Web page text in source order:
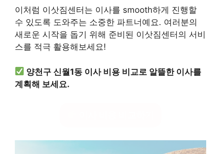
이처럼 이삿짐센터는 이사를 smooth하게 진행할
수 있도록 도와주는 소중한 파트너예요. 여러분의
새로운 시작을 돕기 위해 준비된 이삿짐센터의 서비
스를 적극 활용해보세요!
양천구 신월1동 이사 비용 비교로 알뜰한 이사를
계획해 보세요.